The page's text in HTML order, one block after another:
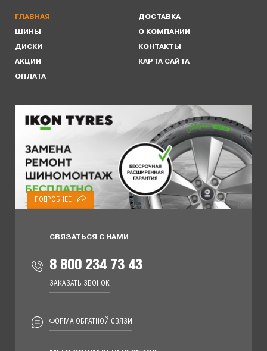
ГЛАВНАЯ
ШИНЫ
ДИСКИ
АКЦИИ
ОПЛАТА
ДОСТАВКА
О КОМПАНИИ
КОНТАКТЫ
КАРТА САЙТА
ПОДРОБНЕЕ
СВЯЗАТЬСЯ С НАМИ
8 800 234 73 43
ЗАКАЗАТЬ ЗВОНОК
ФОРМА ОБРАТНОЙ СВЯЗИ